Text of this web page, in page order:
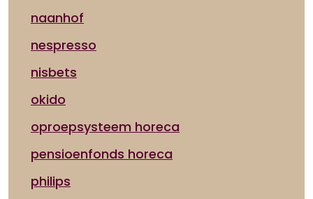
naanhof
nespresso
nisbets
okido
oproepsysteem horeca
pensioenfonds horeca
philips